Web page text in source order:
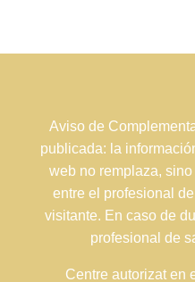
Aviso de
publicada: la
web no remplaza,
entre el profesional
visitante. En caso de
profesional de
Centre autorizat en